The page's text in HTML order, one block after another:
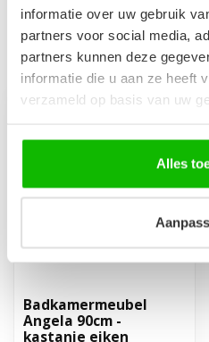
informatie over uw gebruik
partners voor social media,
partners kunnen deze
informatie die u aan ze heeft
verzameld op basis van uw
Alles
Recent bekeken
Badkamermeubel
Angela 90cm -
kastanje eiken